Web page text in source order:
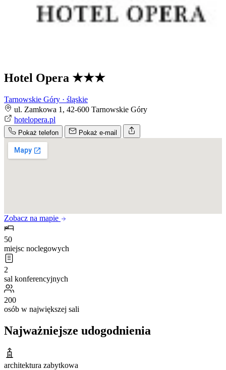
Hotel Opera ★★★
Tarnowskie Góry · śląskie
ul. Zamkowa 1, 42-600 Tarnowskie Góry
hotelopera.pl
Pokaż telefon Pokaż e-mail
Zobacz na mapie
50
miejsc noclegowych
2
sal konferencyjnych
200
osób w największej sali
Najważniejsze udogodnienia
architektura zabytkowa